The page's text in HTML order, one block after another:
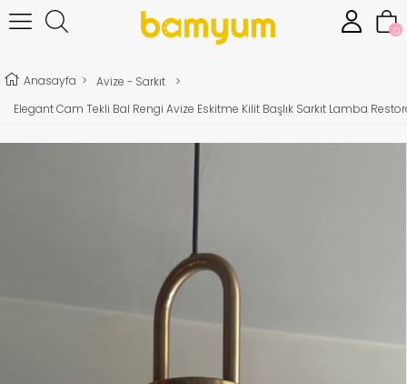
0
Anasayfa > Avize - Sarkıt
>
Elegant Cam Tekli Bal Rengi Avize Eskitme Kilit Başlık Sarkıt Lamba